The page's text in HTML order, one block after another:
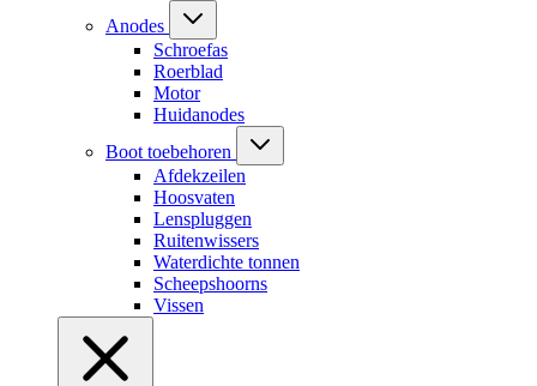
Anodes
Schroefas
Roerblad
Motor
Huidanodes
Boot toebehoren
Afdekzeilen
Hoosvaten
Lenspluggen
Ruitenwissers
Waterdichte tonnen
Scheepshoorns
Vissen